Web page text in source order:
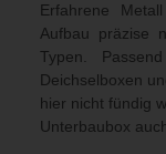
Erfahrene
Aufbau präzise
Typen.
Deichselboxen
hier nicht fündig
Unterbaubox